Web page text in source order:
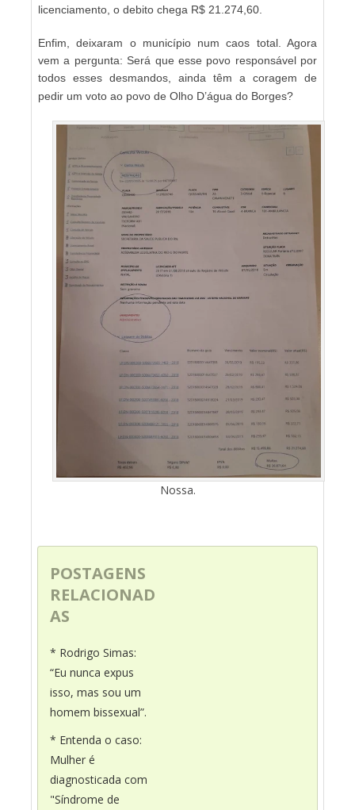
licenciamento, o debito chega R$ 21.274,60.
Enfim, deixaram o município num caos total. Agora
vem a pergunta: Será que esse povo responsável por
todos esses desmandos, ainda têm a coragem de
pedir um voto ao povo de Olho D’água do Borges?
Nossa.
POSTAGENS
RELACIONAD
AS
* Rodrigo Simas:
“Eu nunca expus
isso, mas sou um
homem bissexual”.
* Entenda o caso:
Mulher é
diagnosticada com
"Síndrome de